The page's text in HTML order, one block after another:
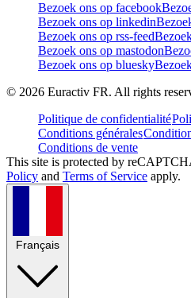
Bezoek ons op facebook
Bezoek ons op linkedin
Bezoek ons op rss-feed
Bezoek ons op mastodon
Bezoek ons op bluesky
© 2026 Euractiv FR. All rights
Politique de confidentialité
Conditions générales
Conditions de vente
This site is protected by
Policy and Terms of Service apply.
Français